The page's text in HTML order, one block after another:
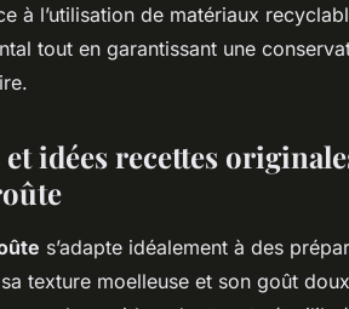
à l’utilisation de matériaux
tout en garantissant une
idées recettes
s’adapte idéalement à des
texture moelleuse et son goût